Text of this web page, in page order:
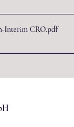
Interim CRO.pdf